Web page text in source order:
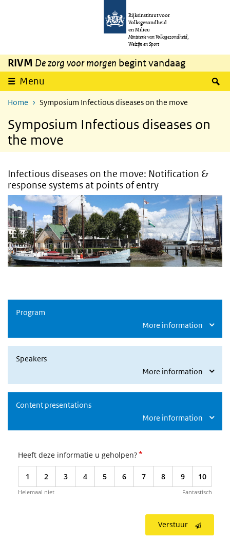
Overslaan en naar de inhoud gaan
Rijksinstituut voor
Volksgezondheid
en Milieu
Ministerie van Volksgezondheid,
Welzijn en Sport
RIVM De zorg voor morgen begint vandaag
Menu
Home Symposium Infectious diseases on the move
Symposium Infectious diseases on
the move
Infectious diseases on the move: Notification &
response systems at points of entry
Program
More information
Speakers
More information
Content presentations
More information
Heeft deze informatie u geholpen?*
1 2 3 4 5 6 7 8 9 10
Helemaal niet Fantastisch
Verstuur